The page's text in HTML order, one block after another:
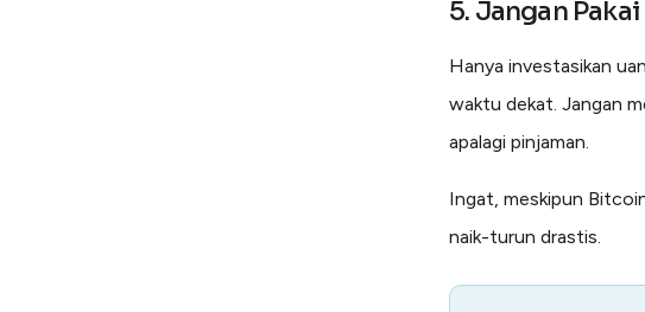
5. Jangan
Hanya investasikan
waktu dekat. Jangan
apalagi pinjaman.
Ingat, meskipun
naik-turun drastis.